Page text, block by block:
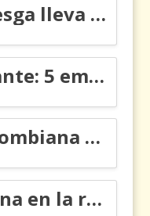
Carlos Manuel Vesga lleva el nombre de Colombia a los Emmy
Resiliencia migrante: 5 emociones y cómo gestionarlas
Tatiana Toro: colombiana que cambió la historia de las matemáticas
Ciencia colombiana en la revolución de los órganos en chips